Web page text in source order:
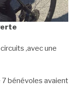
,avec une
bénévoles avaient